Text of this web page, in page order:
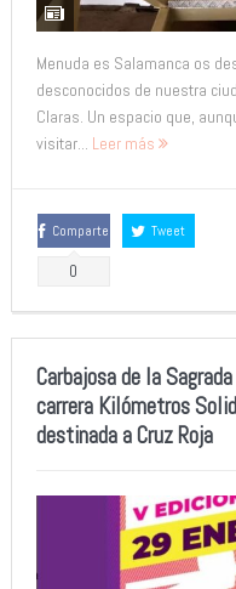
Menuda es Salamanca os
desconocidos de nuestra
Claras. Un espacio que,
visitar... Leer más
Comparte
0
Tweet
Carbajosa de la
carrera Kilómetros
destinada a Cruz Roja